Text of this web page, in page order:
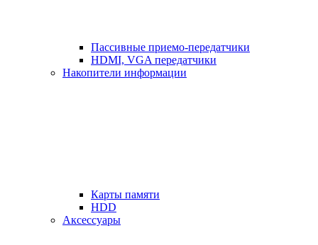
Пассивные приемо-передатчики
HDMI, VGA передатчики
Накопители информации
Карты памяти
HDD
Аксессуары